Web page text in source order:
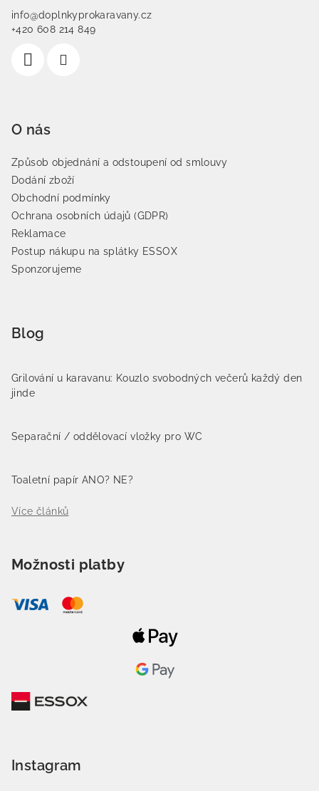
info@doplnkyprokaravany.cz
+420 608 214 849
O nás
Způsob objednání a odstoupení od smlouvy
Dodání zboží
Obchodní podmínky
Ochrana osobních údajů (GDPR)
Reklamace
Postup nákupu na splátky ESSOX
Sponzorujeme
Blog
Grilování u karavanu: Kouzlo svobodných večerů každý den
jinde
Separační / oddělovací vložky pro WC
Toaletní papír ANO? NE?
Více článků
Možnosti platby
Instagram